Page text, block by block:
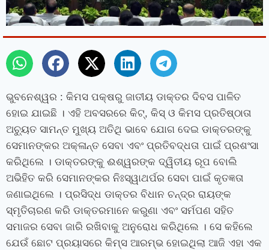
ଭୁବନେଶ୍ୱର : କିମସ ପକ୍ଷରୁ ଜାତୀୟ ଡାକ୍ତର ଦିବସ ପାଳିତ
ହୋଇ ଯାଇଛି । ଏହି ଅବସରରେ କିଟ୍‌, କିସ୍ ଓ କିମସ ପ୍ରତିଷ୍ଠାତା
ଅଚ୍ୟୁତ ସାମନ୍ତ ମୁଖ୍ୟ ଅତିଥି ଭାବେ ଯୋଗ ଦେଇ ଡାକ୍ତରଙ୍କୁ
ସେମାନଙ୍କର ଅକ୍ଳାନ୍ତ ସେବା ଏବଂ ପ୍ରତିବଦ୍ଧତା ପାଇଁ ପ୍ରଶଂସା
କରିଥିଲେ । ଡାକ୍ତରଙ୍କୁ ଈଶ୍ୱରଙ୍କ ଦ୍ୱିତୀୟ ରୂପ ବୋଲି
ଅଭିହିତ କରି ସେମାନଙ୍କର ନିଃସ୍ୱାଥର୍ପର ସେବା ପାଇଁ କୃତଜ୍ଞତା
ଜଣାଇଥିଲେ । ପ୍ରସିଦ୍ଧ ଡାକ୍ତର ବିଧାନ ଚନ୍ଦ୍ର ରାୟଙ୍କ
ସ୍ମୃତିଚାରଣ କରି ଡାକ୍ତରମାନେ କରୁଣା ଏବଂ ସର୍ମପଣ ସହିତ
ସମାଜର ସେବା ଜାରି ରଖିବାକୁ ଅନୁରୋଧ କରିଥିଲେ । ସେ କହିଲେ
ଯେଉଁ ଛୋଟ ପ୍ରୟାସରେ କିମ୍‍ସ ଆରମ୍ଭ ହୋଇଥିଲା ଆଜି ଏହା ଏକ